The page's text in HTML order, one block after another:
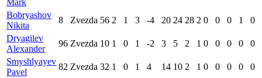
Mark
Bobryashov
Nikita
8 Zvezda 56 2 1 3 -4 20 24 28 2 0 0 0 1
0
Dryagilev
Alexander
96 Zvezda 10 1 0 1 -2 3 5 2 1 0 0 0 0
0
Smyshlyayev
Pavel
82 Zvezda 32 1 0 1 4 14 10 2 1 0 0 0 0
0